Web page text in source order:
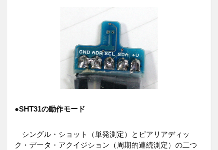
●SHT31の動作モード
シングル・ショット（単発測定）とピアリアディッ
ク・データ・アクイジション（周期的連続測定）の二つ